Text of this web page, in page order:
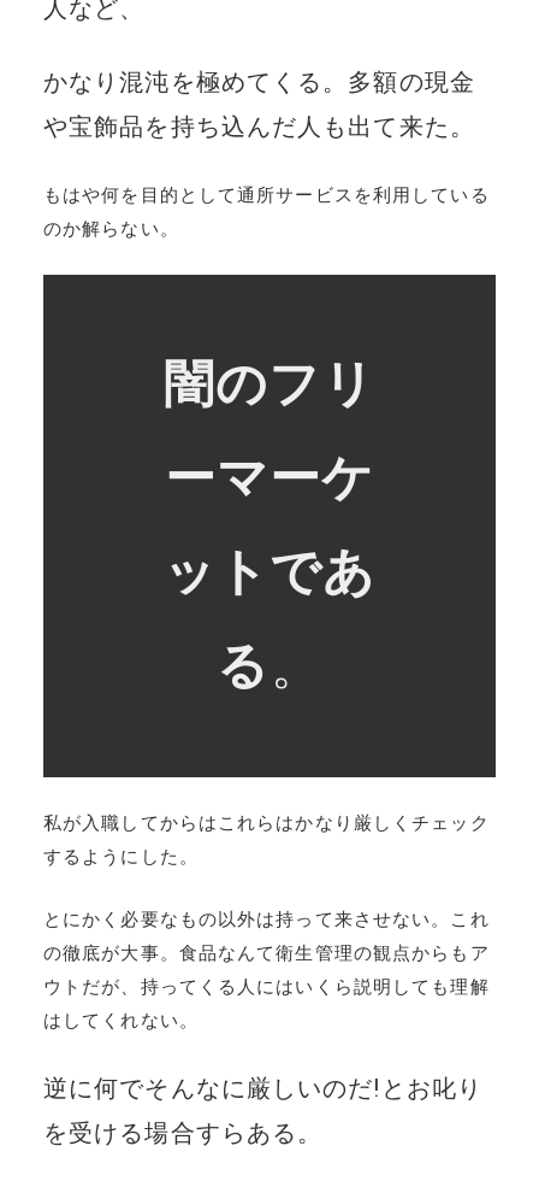
人など、
かなり混沌を極めてくる。多額の現金
や宝飾品を持ち込んだ人も出て来た。
もはや何を目的として通所サービスを利用している
のか解らない。
闇のフリ
ーマーケ
ットであ
る 。
私が入職してからはこれらはかなり厳しくチェック
するようにした。
とにかく必要なもの以外は持って来させない。これ
の徹底が大事。食品なんて衛生管理の観点からもア
ウトだが、持ってくる人にはいくら説明しても理解
はしてくれない。
逆に何でそんなに厳しいのだ!とお叱り
を受ける場合すらある。